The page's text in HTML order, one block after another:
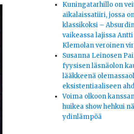
Kuningatarhillo on
aikalaissatiiri, jossa
klassikoksi –
vaikeassa lajissa
Klemolan veroinen
Susanna Leinosen
fyysisen läsnäolon
lääkkeenä
eksistentiaaliseen
Voima olkoon
huikea show hehkui
ydinlämpöä